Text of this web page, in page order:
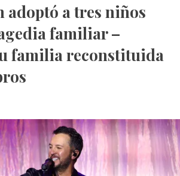
adoptó a tres niños
familiar –
familia reconstituida